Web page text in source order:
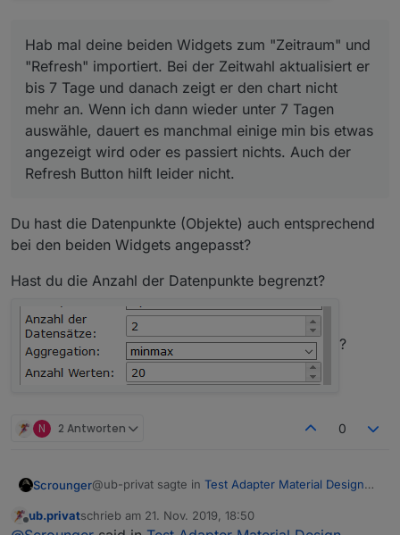
Hab mal deine beiden Widgets zum "Zeitraum" und
"Refresh" importiert. Bei der Zeitwahl aktualisiert er
bis 7 Tage und danach zeigt er den chart nicht
mehr an. Wenn ich dann wieder unter 7 Tagen
auswähle, dauert es manchmal einige min bis etwas
angezeigt wird oder es passiert nichts. Auch der
Refresh Button hilft leider nicht.
Du hast die Datenpunkte (Objekte) auch entsprechend
bei den beiden Widgets angepasst?
Hast du die Anzahl der Datenpunkte begrenzt?
?
N 2 Antworten 0
Scrounger@ub-privat sagte in Test Adapter Material Design
Offline
ub.privatschrieb am 21. Nov. 2019, 18:50
zuletzt editiert von